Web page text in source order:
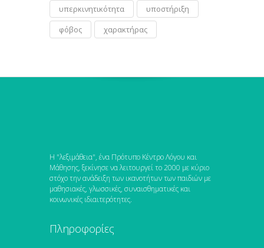
υπερκινητικότητα
υποστήριξη
φόβος
χαρακτήρας
Η "λεξιμάθεια", ένα Πρότυπο Κέντρο Λόγου και
Μάθησης, ξεκίνησε να λειτουργεί το 2000 με κύριο
στόχο την ανάδειξη των ικανοτήτων των παιδιών με
μαθησιακές, γλωσσικές, συναισθηματικές και
κοινωνικές ιδιαιτερότητες.
Πληροφορίες